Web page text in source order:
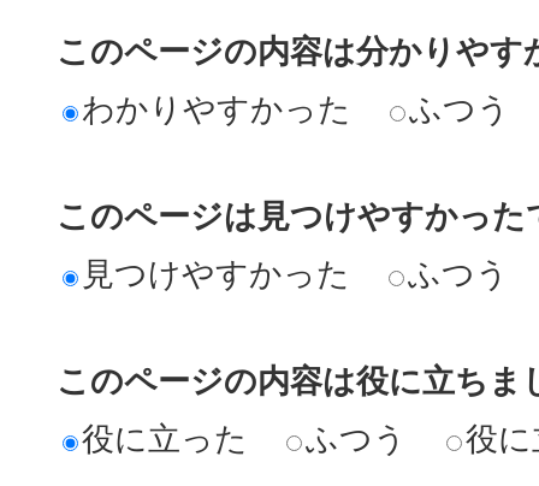
このページの内容は分かりやす
わかりやすかった
ふつう
このページは見つけやすかった
見つけやすかった
ふつう
このページの内容は役に立ちま
役に立った
ふつう 役